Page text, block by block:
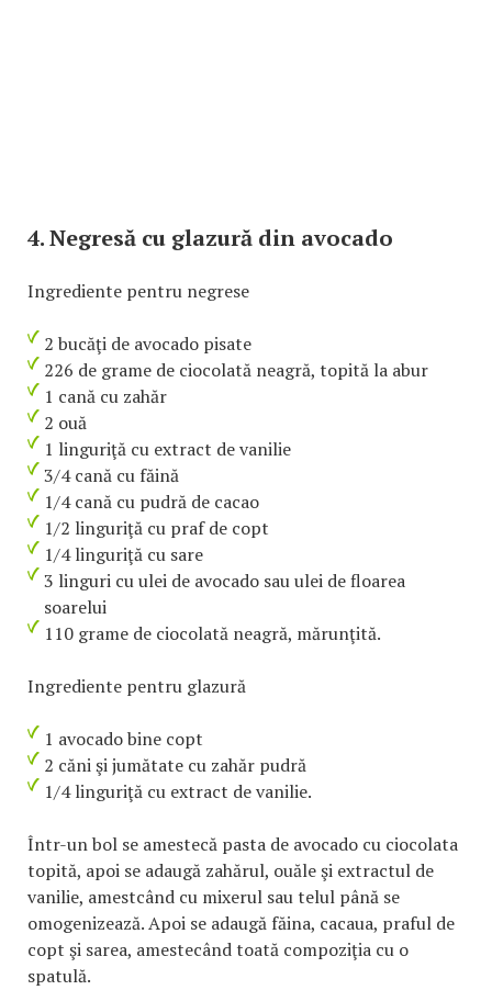
4. Negresă cu glazură din avocado
Ingrediente pentru negrese
2 bucăţi de avocado pisate
226 de grame de ciocolată neagră, topită la abur
1 cană cu zahăr
2 ouă
1 linguriţă cu extract de vanilie
3/4 cană cu făină
1/4 cană cu pudră de cacao
1/2 linguriţă cu praf de copt
1/4 linguriţă cu sare
3 linguri cu ulei de avocado sau ulei de floarea
soarelui
110 grame de ciocolată neagră, mărunţită.
Ingrediente pentru glazură
1 avocado bine copt
2 căni şi jumătate cu zahăr pudră
1/4 linguriţă cu extract de vanilie.
Într-un bol se amestecă pasta de avocado cu ciocolata
topită, apoi se adaugă zahărul, ouăle şi extractul de
vanilie, amestcând cu mixerul sau telul până se
omogenizează. Apoi se adaugă făina, cacaua, praful de
copt şi sarea, amestecând toată compoziţia cu o
spatulă.